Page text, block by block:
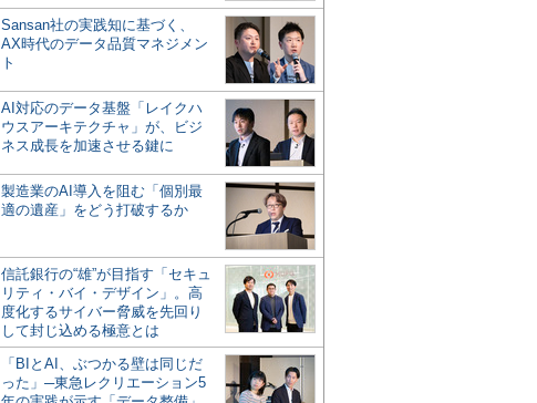
Sansan社の実践知に基づく、
AX時代のデータ品質マネジメン
ト
AI対応のデータ基盤「レイクハ
ウスアーキテクチャ」が、ビジ
ネス成長を加速させる鍵に
製造業のAI導入を阻む「個別最
適の遺産」をどう打破するか
信託銀行の“雄”が目指す「セキュ
リティ・バイ・デザイン」。高
度化するサイバー脅威を先回り
して封じ込める極意とは
「BIとAI、ぶつかる壁は同じだ
った」─東急レクリエーション5